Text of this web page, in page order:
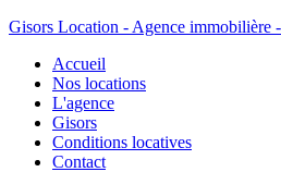
Gisors Location - Agence immobilière
Accueil
Nos locations
L'agence
Gisors
Conditions locatives
Contact